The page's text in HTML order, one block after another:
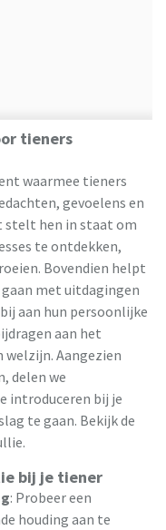
tieners
waarmee tieners
gevoelens en
stelt hen in staat om
te ontdekken,
Bovendien helpt
met uitdagingen
aan hun persoonlijke
aan het
Aangezien
delen we
introduceren bij je
te gaan. Bekijk de
bij je tiener
: Probeer een
houding aan te